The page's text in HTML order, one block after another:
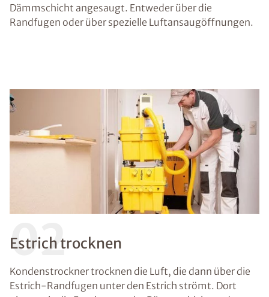
Dämmschicht angesaugt. Entweder über die
Randfugen oder über spezielle Luftansaugöffnungen.
02
Estrich trocknen
Kondenstrockner trocknen die Luft, die dann über die
Estrich-Randfugen unter den Estrich strömt. Dort